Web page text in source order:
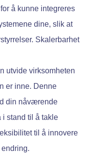
å kunne integreres
dine, slik at
Skalerbarhet
utvide virksomheten
er inne. Denne
din nåværende
i stand til å takle
til å innovere